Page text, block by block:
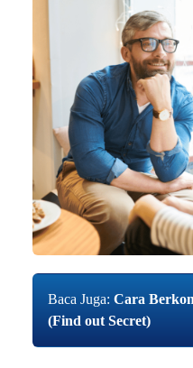
Baca Juga: Cara
(Find out Secret)